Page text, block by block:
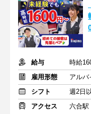
給与
時給
雇用形態
アルバ
シフト
週2日
アクセス
六合駅